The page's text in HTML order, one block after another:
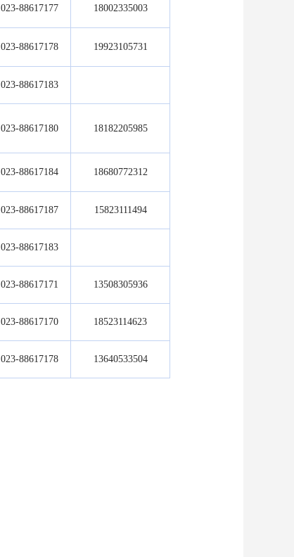
023-88617177 18002335003
023-88617178 19923105731
023-88617183
023-88617180 18182205985
023-88617184 18680772312
023-88617187 15823111494
023-88617183
023-88617171 13508305936
023-88617170 18523114623
023-88617178 13640533504